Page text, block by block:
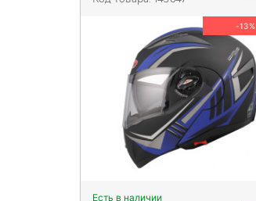
-13%
Есть в наличии